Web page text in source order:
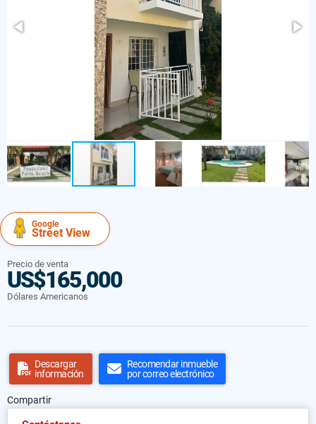
Google
Street View
Precio de venta
US$165,000
Dólares Americanos
Descargar
información
Recomendar inmueble
por correo electrónico
Compartir